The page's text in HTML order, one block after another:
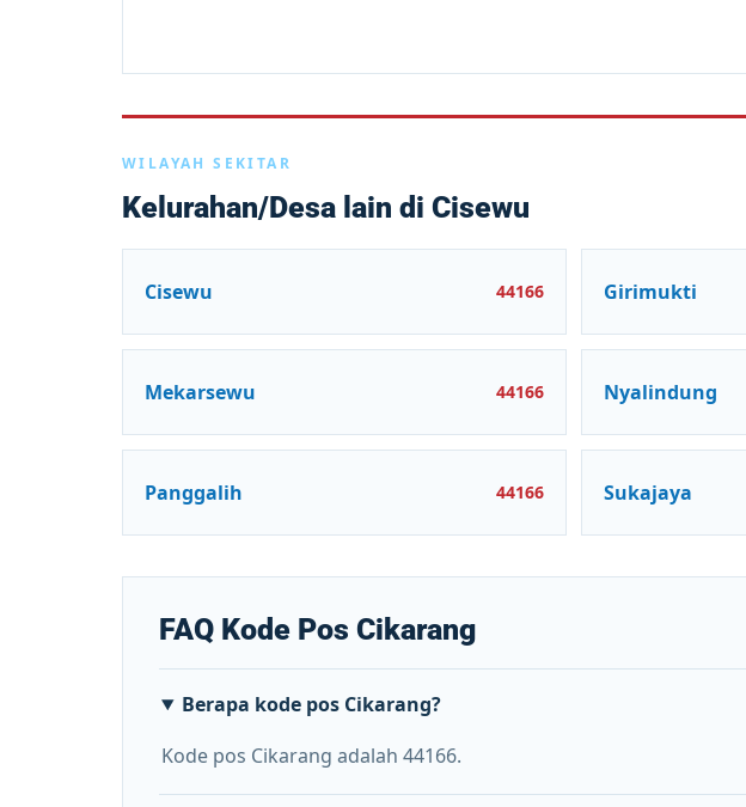
WILAYAH SEKITAR
Kelurahan/Desa lain di Cisewu
Cisewu 44166 Girimukti
Mekarsewu 44166 Nyalindung
Panggalih 44166 Sukajaya
FAQ Kode Pos Cikarang
Berapa kode pos Cikarang?
Kode pos Cikarang adalah 44166.